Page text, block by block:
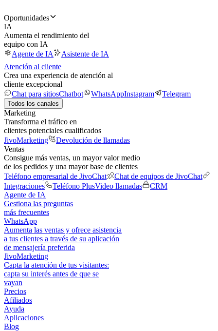
Oportunidades
IA
Aumenta el rendimiento del
equipo con IA
Agente de IA
Asistente de IA
Atención al cliente
Crea una experiencia de atención al
cliente excepcional
Chat para sitiosChatbot WhatsAppInstagram Telegram
Todos los canales
Marketing
Transforma el tráfico en
clientes potenciales cualificados
JivoMarketing
Devolución de llamadas
Ventas
Consigue más ventas, un mayor valor medio
de los pedidos y una mayor base de clientes
Teléfono empresarial de JivoChat
Chat de equipos de JivoChat
Integraciones
Teléfono PlusVideo llamadas
CRM
Agente de IA
Gestiona las preguntas
más frecuentes
WhatsApp
Aumenta las ventas y ofrece asistencia
a tus clientes a través de su aplicación
de mensajería preferida
JivoMarketing
Capta la atención de tus visitantes:
capta su interés antes de que se
vayan
Precios
Afiliados
Ayuda
Aplicaciones
Blog